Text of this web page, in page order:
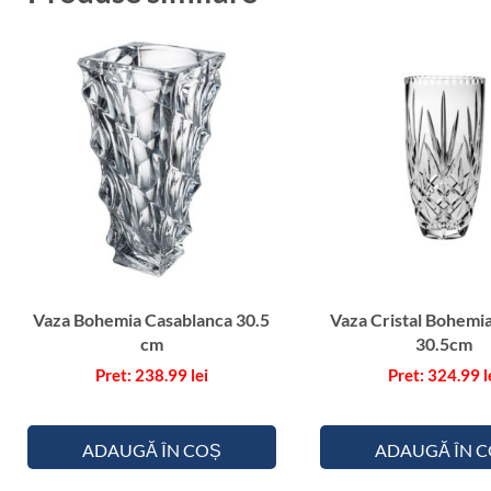
Vaza Bohemia Casablanca 30.5
cm
238.99 lei
ADAUGĂ ÎN COȘ
Vaza Cristal
30.5cm
324.99
ADAUGĂ ÎN